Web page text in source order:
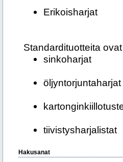
Erikoisharjat
Standardituotteita
sinkoharjat
öljyntorjuntaharjat
tiivistysharjalistat
Hakusanat